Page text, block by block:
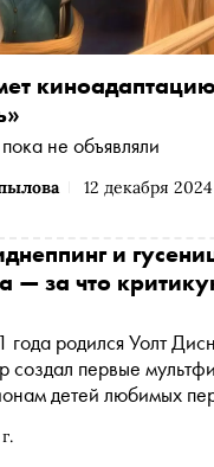
12 декабря 2024
киноадаптацию
не объявляли
и
— за что
года родился Уолт
создал первые
детей любимых
и продолжают